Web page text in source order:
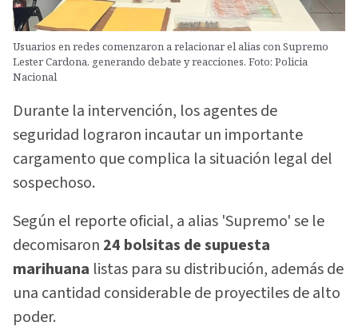
Usuarios en redes comenzaron a relacionar el alias con Supremo
Lester Cardona, generando debate y reacciones. Foto: Policia
Nacional
Durante la intervención, los agentes de
seguridad lograron incautar un importante
cargamento que complica la situación legal del
sospechoso.
Según el reporte oficial, a alias 'Supremo' se le
decomisaron 24 bolsitas de supuesta
marihuana listas para su distribución, además de
una cantidad considerable de proyectiles de alto
poder.